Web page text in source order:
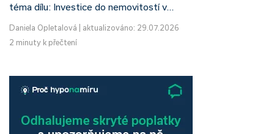
téma dílu: Investice do nemovitostí v…
Daniela Opletalová
aktualizováno: 29.07.2026
2 minuty k přečtení